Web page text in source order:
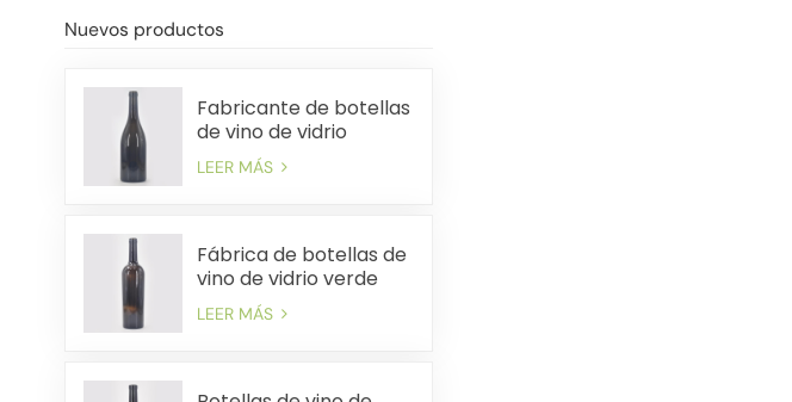
Nuevos productos
Fabricante de botellas
de vino de vidrio
pesado de China de
750 ml
LEER MÁS
Fábrica de botellas de
vino de vidrio verde
antiguo premium de
750 ml
LEER MÁS